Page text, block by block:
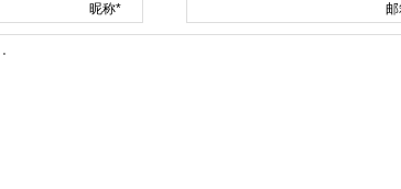
昵称*